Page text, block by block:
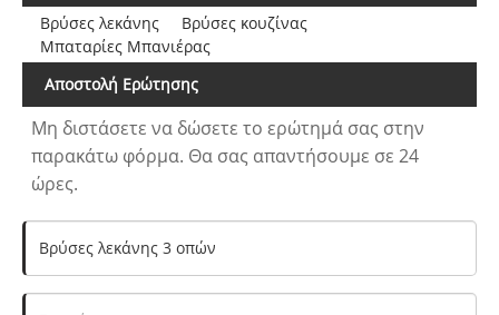
Βρύσες λεκάνης
Βρύσες κουζίνας
Μπαταρίες Μπανιέρας
Αποστολή Ερώτησης
Μη διστάσετε να δώσετε το ερώτημά σας στην
παρακάτω φόρμα. Θα σας απαντήσουμε σε 24
ώρες.